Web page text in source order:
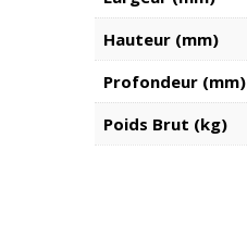
Hauteur (mm)
Profondeur (mm)
Poids Brut (kg)